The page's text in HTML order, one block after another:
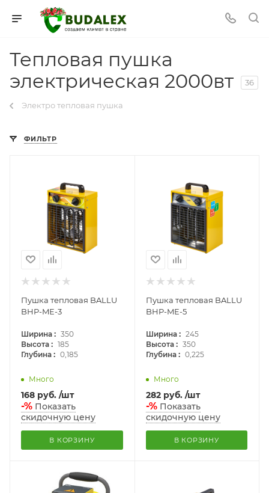
Тепловая пушка
электрическая 2000вт
36
Электро тепловая пушка
ФИЛЬТР
Пушка тепловая BALLU
BHP-ME-3
Ширина : 350
Высота : 185
Глубина : 0,185
Много
168 руб. /шт
-% Показать
скидочную цену
В КОРЗИНУ
Пушка тепловая BALLU
BHP-ME-5
Ширина : 245
Высота : 350
Глубина : 0,225
Много
282руб. /шт
-%Показать
скидочную цену
В КОРЗИНУ